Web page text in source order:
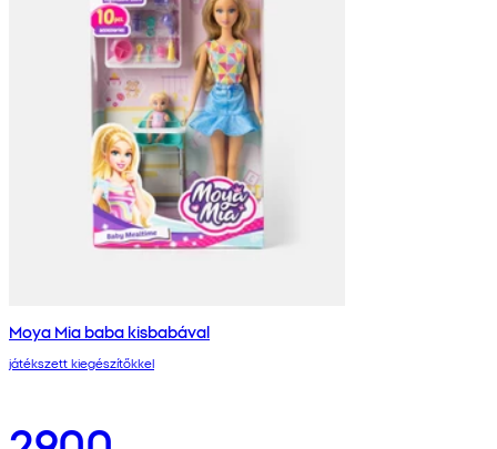
Moya Mia baba kisbabával
játékszett kiegészítőkkel